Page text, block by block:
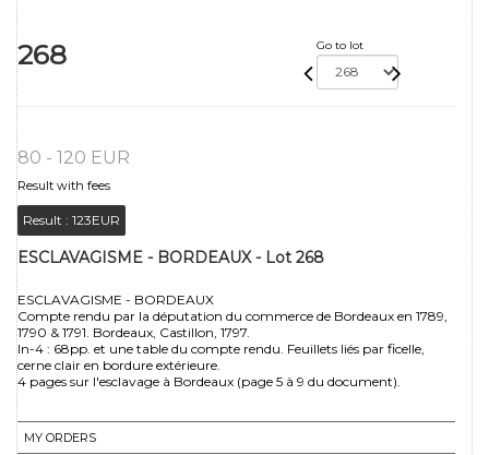
268 Go to lot
80 - 120 EUR
Result with fees
Result : 123EUR
ESCLAVAGISME - BORDEAUX - Lot 268
ESCLAVAGISME - BORDEAUX
Compte rendu par la députation du commerce de Bordeaux en 1789,
1790 & 1791. Bordeaux, Castillon, 1797.
In-4 : 68pp. et une table du compte rendu. Feuillets liés par ficelle,
cerne clair en bordure extérieure.
4 pages sur l'esclavage à Bordeaux (page 5 à 9 du document).
MY ORDERS